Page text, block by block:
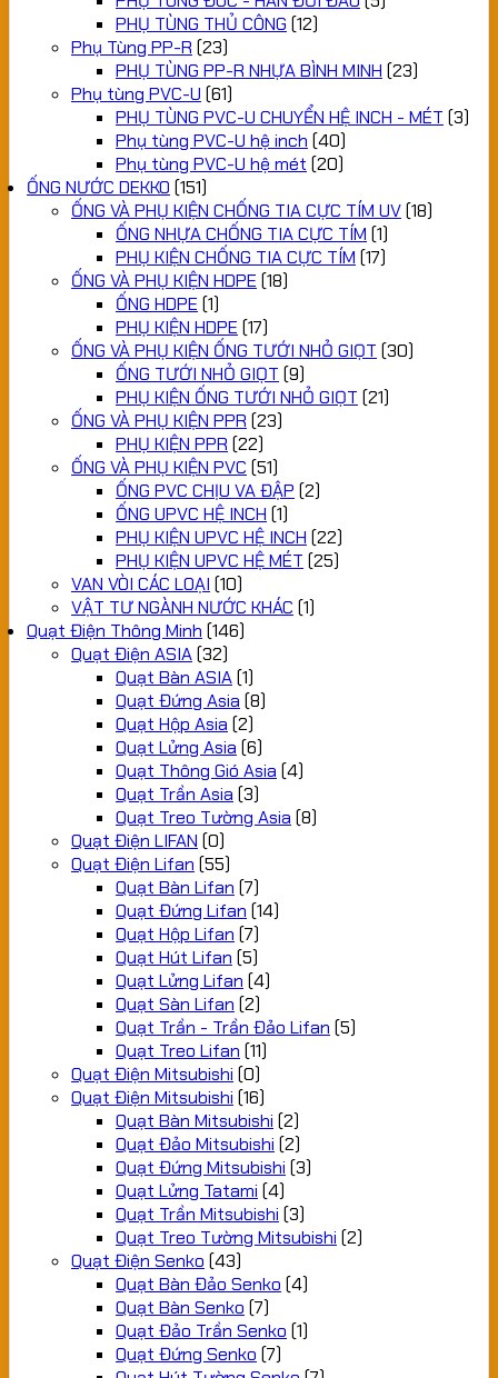
PHỤ TÙNG THỦ CÔNG (12)
Phụ Tùng PP-R (23)
PHỤ TÙNG PP-R NHỰA BÌNH MINH (23)
Phụ tùng PVC-U (61)
PHỤ TÙNG PVC-U CHUYỂN HỆ INCH - MÉT (3)
Phụ tùng PVC-U hệ inch (40)
Phụ tùng PVC-U hệ mét (20)
ỐNG NƯỚC DEKKO (151)
ỐNG VÀ PHỤ KIỆN CHỐNG TIA CỰC TÍM UV(18)
ỐNG NHỰA CHỐNG TIA CỰC TÍM (1)
PHỤ KIỆN CHỐNG TIA CỰC TÍM (17)
ỐNG VÀ PHỤ KIỆN HDPE (18)
ỐNG HDPE (1)
PHỤ KIỆN HDPE (17)
ỐNG VÀ PHỤ KIỆN ỐNG TƯỚI NHỎ GIỌT (30)
ỐNG TƯỚI NHỎ GIỌT (9)
PHỤ KIỆN ỐNG TƯỚI NHỎ GIỌT (21)
ỐNG VÀ PHỤ KIỆN PPR (23)
PHỤ KIỆN PPR (22)
ỐNG VÀ PHỤ KIỆN PVC (51)
ỐNG PVC CHỊU VA ĐẬP (2)
ỐNG UPVC HỆ INCH (1)
PHỤ KIỆN UPVC HỆ INCH (22)
PHỤ KIỆN UPVC HỆ MÉT (25)
VAN VÒI CÁC LOẠI (10)
VẬT TƯ NGÀNH NƯỚC KHÁC (1)
Quạt Điện Thông Minh (146)
Quạt Điện ASIA(32)
Quạt Bàn ASIA(1)
Quạt Đứng Asia (8)
Quạt Hộp Asia (2)
Quạt Lửng Asia (6)
Quạt Thông Gió Asia (4)
Quạt Trần Asia (3)
Quạt Treo Tường Asia (8)
Quạt Điện LIFAN (0)
Quạt Điện Lifan (55)
Quạt Bàn Lifan (7)
Quạt Đứng Lifan (14)
Quạt Hộp Lifan (7)
Quạt Hút Lifan (5)
Quạt Lửng Lifan (4)
Quạt Sàn Lifan (2)
Quạt Trần - Trần Đảo Lifan (5)
Quạt Treo Lifan (11)
Quạt Điện Mitsubishi (0)
Quạt Điện Mitsubishi (16)
Quạt Bàn Mitsubishi (2)
Quạt Đảo Mitsubishi (2)
Quạt Đứng Mitsubishi (3)
Quạt Lửng Tatami (4)
Quạt Trần Mitsubishi (3)
Quạt Treo Tường Mitsubishi (2)
Quạt Điện Senko (43)
Quạt Bàn Đảo Senko (4)
Quạt Bàn Senko (7)
Quạt Đảo Trần Senko (1)
Quạt Đứng Senko (7)